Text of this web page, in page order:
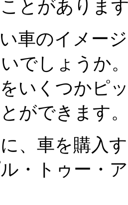
とがありま
車のイメー
でしょうか
いくつかピ
ができます
、車を購入
・トゥー・